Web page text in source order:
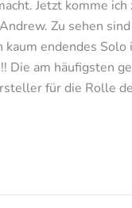
Jetzt komme ich
Zu sehen
endendes Solo
Die am häufigsten
für die Rolle